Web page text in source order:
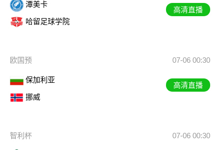
潭美卡
哈留足球学院
高清直播
欧国预 07-06 00:30
保加利亚
挪威
高清直播
智利杯 07-06 00:30